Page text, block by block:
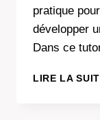
pratique
développer
Dans ce
LIRE LA